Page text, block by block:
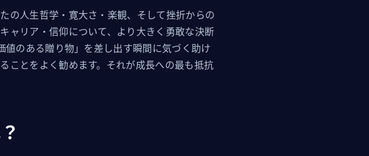
の人生哲学・寛大さ・楽観、そして挫折からの
ャリア・信仰について、より大きく勇敢な決断
のある贈り物」を差し出す瞬間に気づく助け
ことをよく勧めます。それが成長への最も抵抗